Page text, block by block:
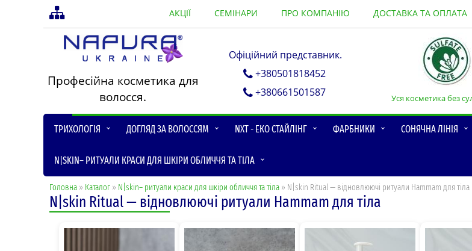
АКЦІЇ СЕМІНАРИ ПРО КОМПАНІЮ ДОСТАВКА ТА ОПЛАТА
Професійна косметика для
волосся.
Офіційний представник.
+380501818452
+380661501587
Уся косметика без
ТРИХОЛОГІЯ ДОГЛЯД ЗА ВОЛОССЯМ NXT - ЕКО СТАЙЛІНГ ФАРБНИКИ СОНЯЧНА ЛІНІЯ
N|SKIN– РИТУАЛИ КРАСИ ДЛЯ ШКІРИ ОБЛИЧЧЯ ТА ТІЛА
Головна » Каталог » N|skin– ритуали краси для шкіри обличчя та тіла » N|skin Ritual — відновлюючі ритуали Hammam для тіла
N|skin Ritual — відновлюючі ритуали Hammam для тіла